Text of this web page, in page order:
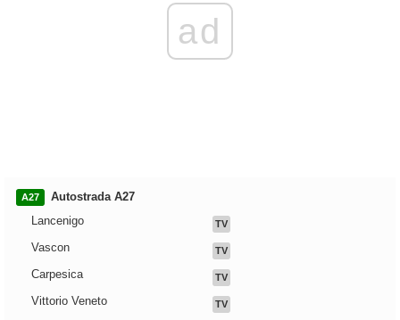
ad
A27
Autostrada A27
Lancenigo
TV
Vascon TV
Carpesica TV
Vittorio Veneto TV